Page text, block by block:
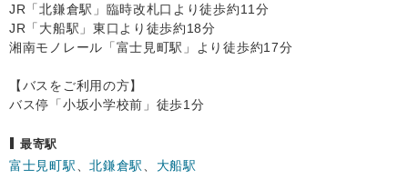
JR「北鎌倉駅」臨時改札口より徒歩約11分
JR「大船駅」東口より徒歩約18分
湘南モノレール「富士見町駅」より徒歩約17分
【バスをご利用の方】
バス停「小坂小学校前」徒歩1分
最寄駅
富士見町駅 、北鎌倉駅 大船駅